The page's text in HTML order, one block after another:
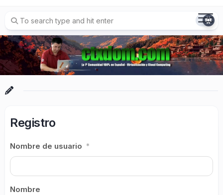
content
Registro
Nombre de usuario *
Nombre